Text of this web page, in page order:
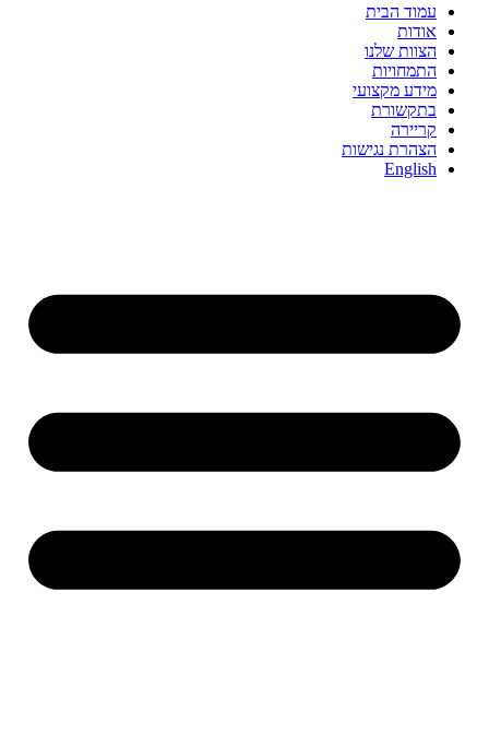
עמוד הבית
אודות
הצוות שלנו
התמחויות
מידע מקצועי
בתקשורת
קריירה
הצהרת נגישות
English